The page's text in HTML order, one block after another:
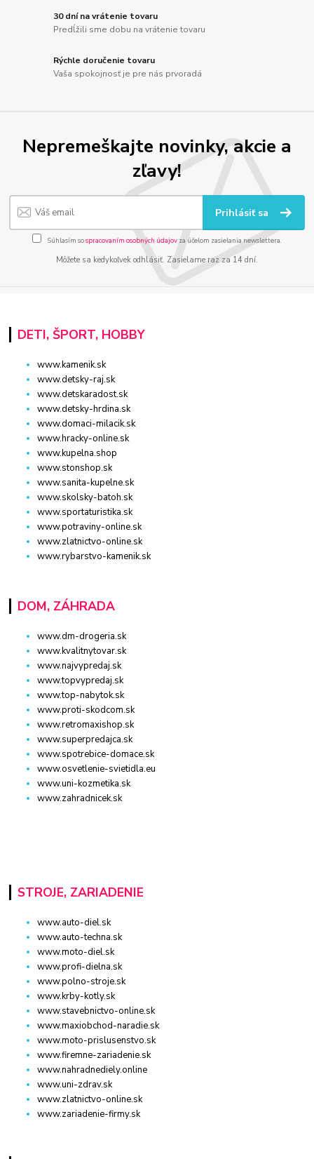
30 dní na vrátenie tovaru
Predĺžili sme dobu na vrátenie tovaru
Rýchle doručenie tovaru
Vaša spokojnosť je pre nás prvoradá
Nepremeškajte novinky, akcie a
zľavy!
Prihlásiť sa
Súhlasím sospracovaním osobných údajov za účelom zasielania newslettera.
Môžete sa kedykoľvek odhlásiť. Zasielame raz za 14 dní.
DETI, ŠPORT, HOBBY
www.kamenik.sk
www.detsky-raj.sk
www.detskaradost.sk
www.detsky-hrdina.sk
www.domaci-milacik.sk
www.hracky-online.sk
www.kupelna.shop
www.stonshop.sk
www.sanita-kupelne.sk
www.skolsky-batoh.sk
www.sportaturistika.sk
www.potraviny-online.sk
www.zlatnictvo-online.sk
www.rybarstvo-kamenik.sk
DOM, ZÁHRADA
www.dm-drogeria.sk
www.kvalitnytovar.sk
www.najvypredaj.sk
www.topvypredaj.sk
www.top-nabytok.sk
www.proti-skodcom.sk
www.retromaxishop.sk
www.superpredajca.sk
www.spotrebice-domace.sk
www.osvetlenie-svietidla.eu
www.uni-kozmetika.sk
www.zahradnicek.sk
STROJE, ZARIADENIE
www.auto-diel.sk
www.auto-techna.sk
www.moto-diel.sk
www.profi-dielna.sk
www.polno-stroje.sk
www.krby-kotly.sk
www.stavebnictvo-online.sk
www.maxiobchod-naradie.sk
www.moto-prislusenstvo.sk
www.firemne-zariadenie.sk
www.nahradnediely.online
www.uni-zdrav.sk
www.zlatnictvo-online.sk
www.zariadenie-firmy.sk